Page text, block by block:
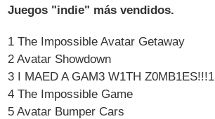
Juegos "indie" más vendidos.
1 The Impossible Avatar Getaway
2 Avatar Showdown
3 I MAED A GAM3 W1TH Z0MB1ES!!!1
4 The Impossible Game
5 Avatar Bumper Cars